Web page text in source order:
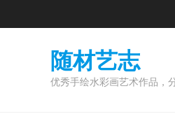
随材艺志
优秀手绘水彩画艺术作品，